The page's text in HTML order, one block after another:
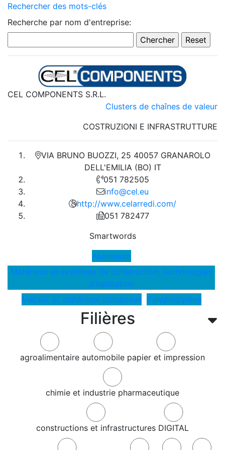
Rechercher des mots-clés
Recherche par nom d'entreprise:
Filières
agroalimentaire automobile papier et impression
chimie et industrie pharmaceutique
constructions et infrastructures DIGITAL
CEL COMPONENTS S.R.L.
Clusters de chaînes de valeur
COSTRUZIONI E INFRASTRUTTURE
VIA BRUNO BUOZZI, 25 40057 GRANAROLO
DELL'EMILIA (BO) IT
051 782505
info@cel.eu
http://www.celarredi.com/
051 782477
Smartwords
Aluminium
Matériaux et systèmes de construction, technologies
d'habitation
Métaux et matériaux composés Polypropylène